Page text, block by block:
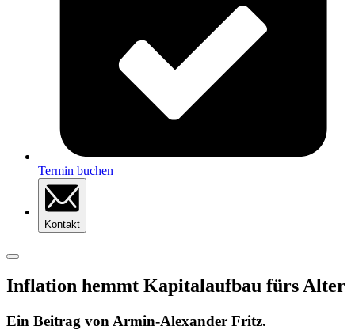
Termin buchen
Kontakt
Inflation hemmt Kapitalaufbau fürs Alter
Ein Beitrag von Armin-Alexander Fritz.